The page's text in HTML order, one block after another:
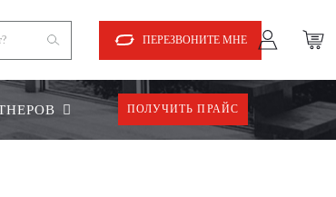
ПЕРЕЗВОНИТЕ МНЕ
ПОЛУЧИТЬ ПРАЙС